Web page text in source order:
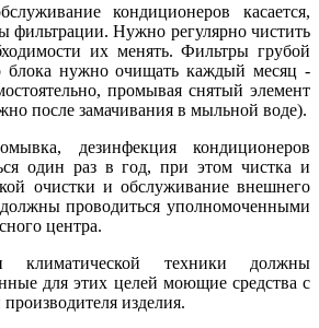
кондиционеров касается,
фильтрации. Нужно регулярно чистить
их менять. Фильтры грубой
блока нужно очищать каждый месяц -
промывая снятый элемент
после замачивания в мыльной воде).
дезинфекция кондиционеров
один раз в год, при этом чистка и
очистки и обслуживание внешнего
проводиться уполномоченными
центра.
климатической техники должны
для этих целей моющие средства с
изделия.